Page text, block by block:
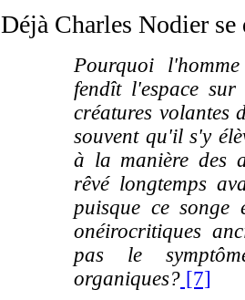
Déjà Charles Nodier se
Pourquoi
fendît l'espace sur
créatures volantes
souvent qu'il s'y
à la manière des
rêvé longtemps
puisque ce songe
onéirocritiques
pas le
organiques? [7]